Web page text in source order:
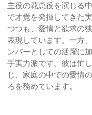
主役の花恵役を演じる
で才覚を発揮してきた
つつも、愛情と欲求の
表現しています。一方
ンバーとしての活躍に
手実力派です。彼は忙
じ、家庭の中での愛情
ろを務めています。